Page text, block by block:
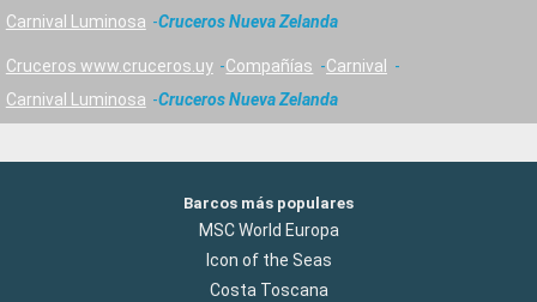
Carnival Luminosa
Cruceros Nueva Zelanda
Cruceros www.cruceros.uy Compañías
Carnival
Carnival Luminosa
Cruceros Nueva Zelanda
Barcos más populares
MSC World Europa
Icon of the Seas
Costa Toscana